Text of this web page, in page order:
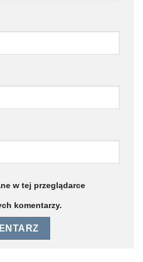
w tej przeglądarce
komentarzy.